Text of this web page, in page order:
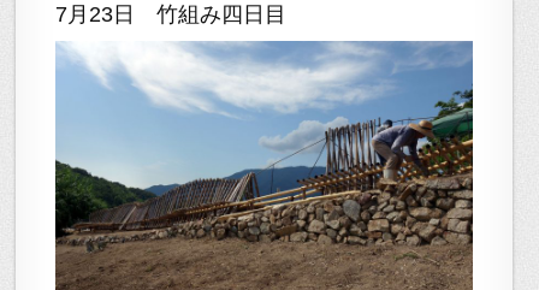
7月23日 竹組み四日目